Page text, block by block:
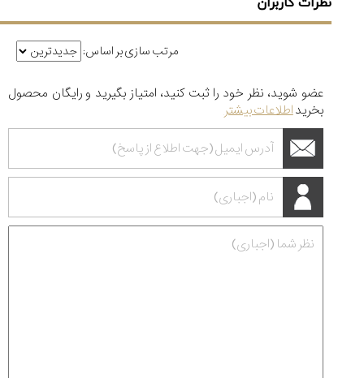
مرتب سازی بر اساس:
عضو شوید، نظر خود را ثبت کنید، امتیاز بگیرید و رایگان محصول
بخریداطلاعات بیشتر